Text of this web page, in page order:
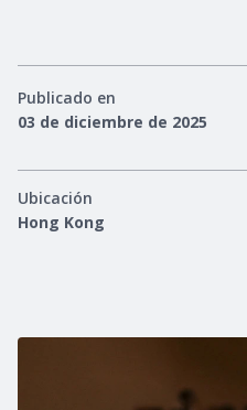
Publicado en
03 de diciembre de 2025
Ubicación
Hong Kong